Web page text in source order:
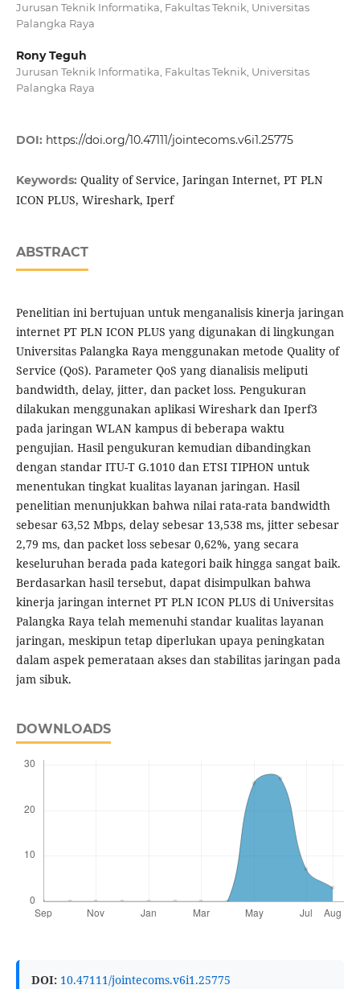
Jurusan Teknik Informatika, Fakultas Teknik, Universitas
Palangka Raya
Rony Teguh
Jurusan Teknik Informatika, Fakultas Teknik, Universitas
Palangka Raya
DOI: https://doi.org/10.47111/jointecoms.v6i1.25775
Keywords: Quality of Service, Jaringan Internet, PT PLN
ICON PLUS, Wireshark, Iperf
ABSTRACT
Penelitian ini bertujuan untuk menganalisis kinerja jaringan
internet PT PLN ICON PLUS yang digunakan di lingkungan
Universitas Palangka Raya menggunakan metode Quality of
Service (QoS). Parameter QoS yang dianalisis meliputi
bandwidth, delay, jitter, dan packet loss. Pengukuran
dilakukan menggunakan aplikasi Wireshark dan Iperf3
pada jaringan WLAN kampus di beberapa waktu
pengujian. Hasil pengukuran kemudian dibandingkan
dengan standar ITU-T G.1010 dan ETSI TIPHON untuk
menentukan tingkat kualitas layanan jaringan. Hasil
penelitian menunjukkan bahwa nilai rata-rata bandwidth
sebesar 63,52 Mbps, delay sebesar 13,538 ms, jitter sebesar
2,79 ms, dan packet loss sebesar 0,62%, yang secara
keseluruhan berada pada kategori baik hingga sangat baik.
Berdasarkan hasil tersebut, dapat disimpulkan bahwa
kinerja jaringan internet PT PLN ICON PLUS di Universitas
Palangka Raya telah memenuhi standar kualitas layanan
jaringan, meskipun tetap diperlukan upaya peningkatan
dalam aspek pemerataan akses dan stabilitas jaringan pada
jam sibuk.
DOWNLOADS
DOI: 10.47111/jointecoms.v6i1.25775